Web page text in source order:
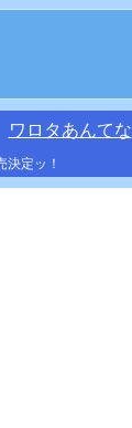
ワロタあんてな
決定ッ！